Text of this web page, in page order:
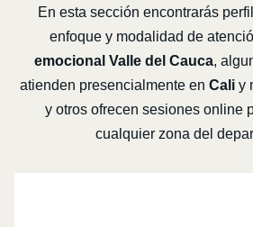
En esta sección encontrarás
enfoque y modalidad de
emocional Valle del Cauca,
atienden presencialmente en Caliy
y otros ofrecen sesiones online
cualquier zona del